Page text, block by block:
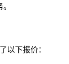
以下报价：